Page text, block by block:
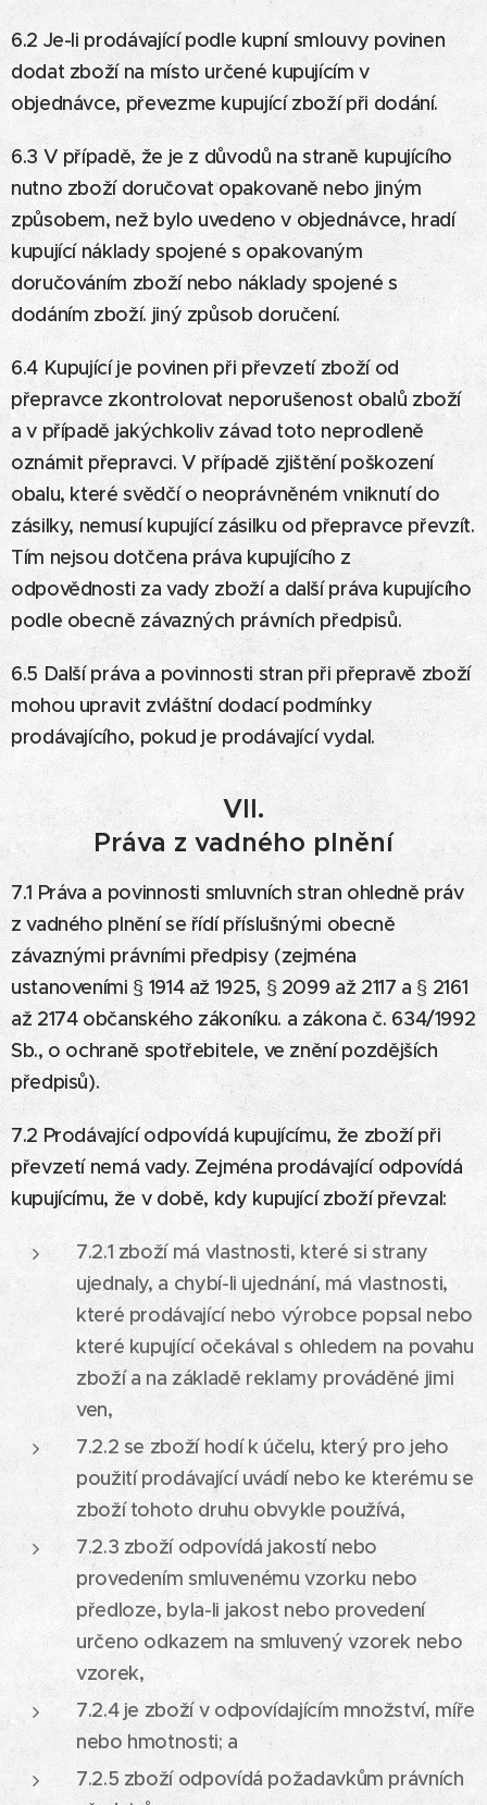
6.2 Je-li prodávající podle kupní smlouvy povinen
dodat zboží na místo určené kupujícím v
objednávce, převezme kupující zboží při dodání.
6.3 V případě, že je z důvodů na straně kupujícího
nutno zboží doručovat opakovaně nebo jiným
způsobem, než bylo uvedeno v objednávce, hradí
kupující náklady spojené s opakovaným
doručováním zboží nebo náklady spojené s
dodáním zboží. jiný způsob doručení.
6.4 Kupující je povinen při převzetí zboží od
přepravce zkontrolovat neporušenost obalů zboží
a v případě jakýchkoliv závad toto neprodleně
oznámit přepravci. V případě zjištění poškození
obalu, které svědčí o neoprávněném vniknutí do
zásilky, nemusí kupující zásilku od přepravce převzít.
Tím nejsou dotčena práva kupujícího z
odpovědnosti za vady zboží a další práva kupujícího
podle obecně závazných právních předpisů.
6.5 Další práva a povinnosti stran při přepravě zboží
mohou upravit zvláštní dodací podmínky
prodávajícího, pokud je prodávající vydal.
VII.
Práva z vadného plnění
7.1 Práva a povinnosti smluvních stran ohledně práv
z vadného plnění se řídí příslušnými obecně
závaznými právními předpisy (zejména
ustanoveními § 1914 až 1925, § 2099 až 2117 a § 2161
až 2174 občanského zákoníku. a zákona č. 634/1992
Sb., o ochraně spotřebitele, ve znění pozdějších
předpisů).
7.2 Prodávající odpovídá kupujícímu, že zboží při
převzetí nemá vady. Zejména prodávající odpovídá
kupujícímu, že v době, kdy kupující zboží převzal:
7.2.1 zboží má vlastnosti, které si strany
ujednaly, a chybí-li ujednání, má vlastnosti,
které prodávající nebo výrobce popsal nebo
které kupující očekával s ohledem na povahu
zboží a na základě reklamy prováděné jimi
ven,
7.2.2 se zboží hodí k účelu, který pro jeho
použití prodávající uvádí nebo ke kterému se
zboží tohoto druhu obvykle používá,
7.2.3 zboží odpovídá jakostí nebo
provedením smluvenému vzorku nebo
předloze, byla-li jakost nebo provedení
určeno odkazem na smluvený vzorek nebo
vzorek,
7.2.4 je zboží v odpovídajícím množství, míře
nebo hmotnosti; a
7.2.5 zboží odpovídá požadavkům právních